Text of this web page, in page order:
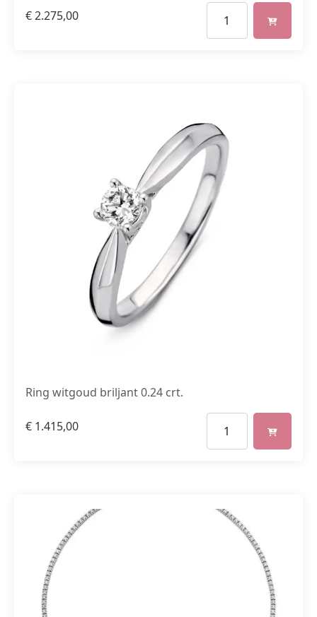
€2.275,00
Ring witgoud briljant 0.24 crt.
€ 1.415,00